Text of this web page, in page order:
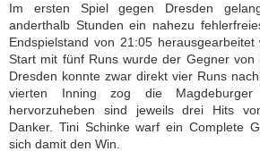
Im ersten Spiel gegen Dresden
anderthalb Stunden ein nahezu
Endspielstand von 21:05
Start mit fünf Runs wurde der Gegner
Dresden konnte zwar direkt vier Runs
vierten Inning zog die Magdeburger
hervorzuheben sind jeweils drei Hits
Danker. Tini Schinke warf ein Complete
sich damit den Win.